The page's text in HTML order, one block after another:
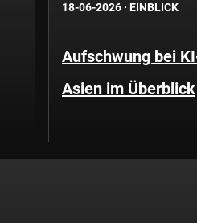
18-06-2026 · EINBLICK
Aufschwung bei
Asien im Überblick